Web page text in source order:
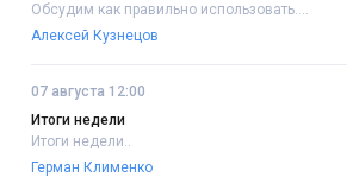
Обсудим как правильно использовать....
Алексей Кузнецов
07 августа 12:00
Итоги недели
Итоги недели..
Герман Клименко